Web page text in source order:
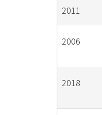
2011
2006
2018